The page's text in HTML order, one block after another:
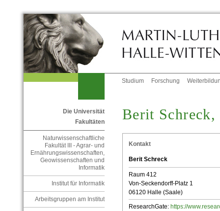
Studium Forschung
Die Universität
Fakultäten
Naturwissenschaftliche
Fakultät III - Agrar- und
Ernährungswissenschaften,
Geowissenschaften und
Informatik
Institut für Informatik
Arbeitsgruppen am Institut
Berit
Kontakt
Berit Schreck
Raum 412
Von-Seckendorff-Platz 1
06120 Halle (Saale)
ResearchGate: https://